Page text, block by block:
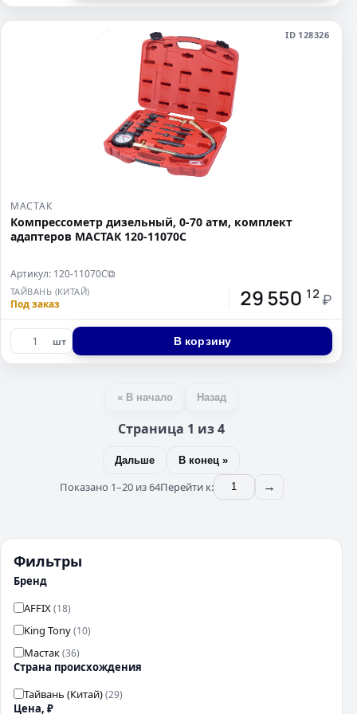
Фильтры
Бренд
AFFIX(18)
King Tony(10)
Мастак(36)
Страна происхождения
Тайвань (Китай)(29)
Цена, ₽
ID 128326
МАСТАК
Компрессометр дизельный, 0-70 атм, комплект
адаптеров МАСТАК 120-11070C
Артикул: 120-11070C⧉
ТАЙВАНЬ (КИТАЙ)
Под заказ 29 550 12 ₽
шт В корзину
« В начало Назад
Страница 1 из 4
Дальше В конец »
Показано 1–20 из 64Перейти к: →